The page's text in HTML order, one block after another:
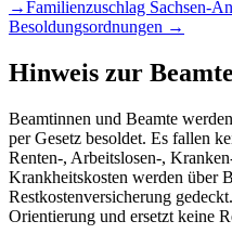
→Familienzuschlag Sachsen-
Besoldungsordnungen →
Hinweis zur
Beamtinnen und Beamte
per Gesetz besoldet. Es fallen
Renten-, Arbeitslosen-,
Krankheitskosten werden über
Restkostenversicherung
Orientierung und ersetzt keine